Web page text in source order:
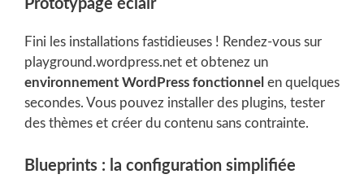
Prototypage éclair
Fini les installations fastidieuses ! Rendez-vous sur
playground.wordpress.net et obtenez un
environnement WordPress fonctionnel en quelques
secondes. Vous pouvez installer des plugins, tester
des thèmes et créer du contenu sans contrainte.
Blueprints : la configuration simplifiée